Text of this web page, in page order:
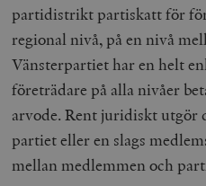
partidistrikt partiskatt för
regional nivå, på en nivå
Vänsterpartiet har en helt
företrädare på alla nivåer
arvode. Rent juridiskt utgör
partiet eller en slags
mellan medlemmen och